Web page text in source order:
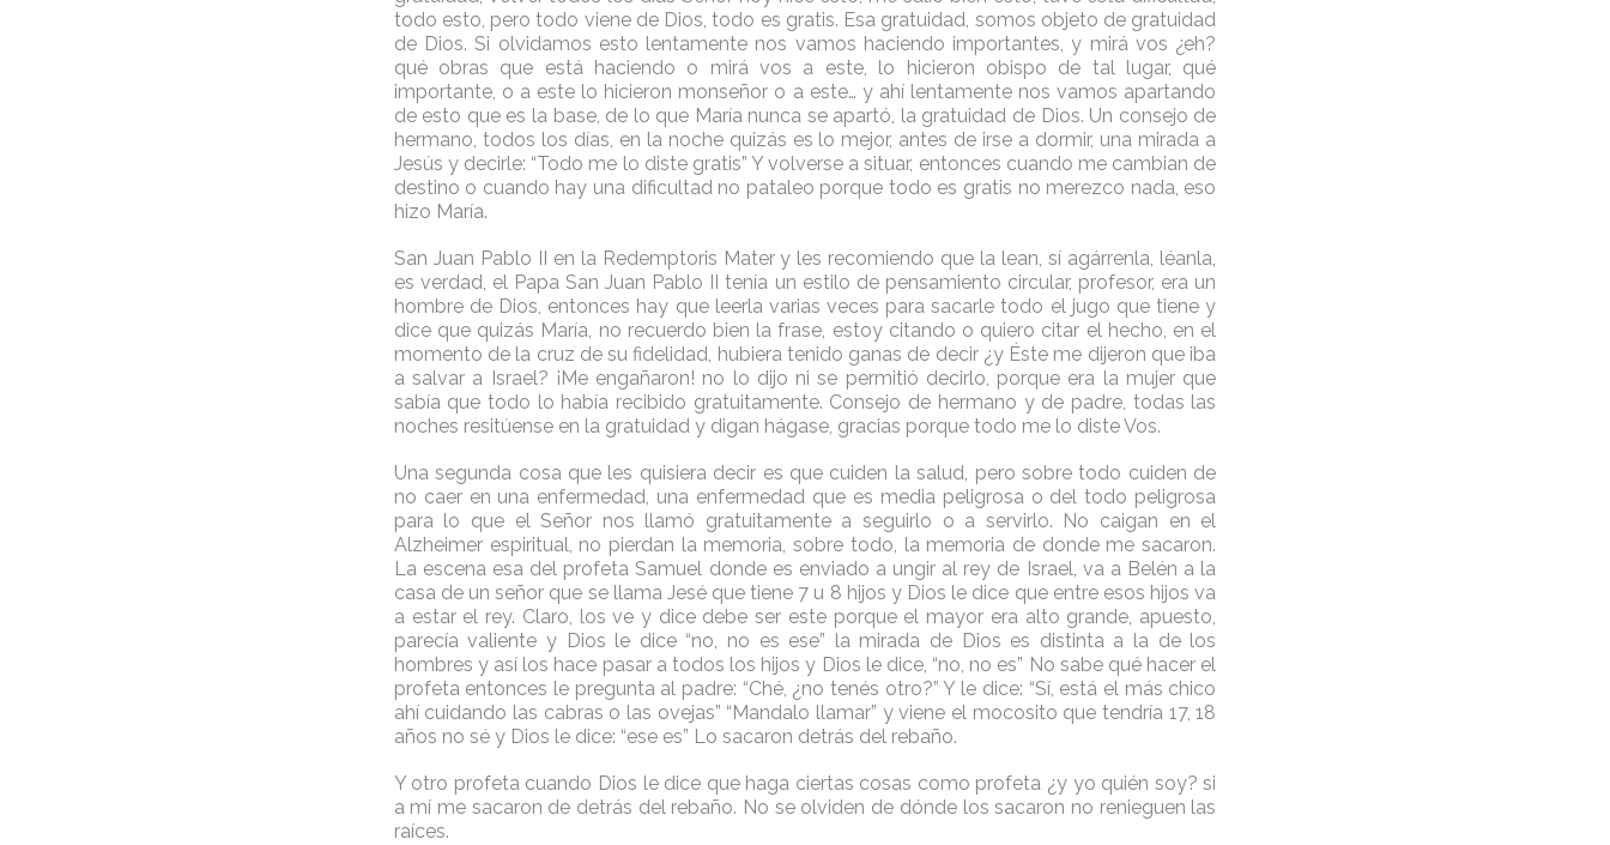
todo esto, pero todo viene de Dios, todo es gratis. Esa gratuidad, somos objeto de gratuidad
de Dios. Si olvidamos esto lentamente nos vamos haciendo importantes, y mirá vos ¿eh?
qué obras que está haciendo o mirá vos a este, lo hicieron obispo de tal lugar, qué
importante, o a este lo hicieron monseñor o a este… y ahí lentamente nos vamos apartando
de esto que es la base, de lo que María nunca se apartó, la gratuidad de Dios. Un consejo de
hermano, todos los días, en la noche quizás es lo mejor, antes de irse a dormir, una mirada a
Jesús y decirle: “Todo me lo diste gratis” Y volverse a situar, entonces cuando me cambian de
destino o cuando hay una dificultad no pataleo porque todo es gratis no merezco nada, eso
hizo María.
San Juan Pablo II en la Redemptoris Mater y les recomiendo que la lean, sí agárrenla, léanla,
es verdad, el Papa San Juan Pablo II tenía un estilo de pensamiento circular, profesor, era un
hombre de Dios, entonces hay que leerla varias veces para sacarle todo el jugo que tiene y
dice que quizás María, no recuerdo bien la frase, estoy citando o quiero citar el hecho, en el
momento de la cruz de su fidelidad, hubiera tenido ganas de decir ¿y Éste me dijeron que iba
a salvar a Israel? ¡Me engañaron! no lo dijo ni se permitió decirlo, porque era la mujer que
sabía que todo lo había recibido gratuitamente. Consejo de hermano y de padre, todas las
noches resitúense en la gratuidad y digan hágase, gracias porque todo me lo diste Vos.
Una segunda cosa que les quisiera decir es que cuiden la salud, pero sobre todo cuiden de
no caer en una enfermedad, una enfermedad que es media peligrosa o del todo peligrosa
para lo que el Señor nos llamó gratuitamente a seguirlo o a servirlo. No caigan en el
Alzheimer espiritual, no pierdan la memoria, sobre todo, la memoria de donde me sacaron.
La escena esa del profeta Samuel donde es enviado a ungir al rey de Israel, va a Belén a la
casa de un señor que se llama Jesé que tiene 7 u 8 hijos y Dios le dice que entre esos hijos va
a estar el rey. Claro, los ve y dice debe ser este porque el mayor era alto grande, apuesto,
parecía valiente y Dios le dice “no, no es ese” la mirada de Dios es distinta a la de los
hombres y así los hace pasar a todos los hijos y Dios le dice, “no, no es” No sabe qué hacer el
profeta entonces le pregunta al padre: “Ché, ¿no tenés otro?” Y le dice: “Sí, está el más chico
ahí cuidando las cabras o las ovejas” “Mandalo llamar” y viene el mocosito que tendría 17, 18
años no sé y Dios le dice: “ese es” Lo sacaron detrás del rebaño.
Y otro profeta cuando Dios le dice que haga ciertas cosas como profeta ¿y yo quién soy? si
a mí me sacaron de detrás del rebaño. No se olviden de dónde los sacaron no renieguen las
raíces.